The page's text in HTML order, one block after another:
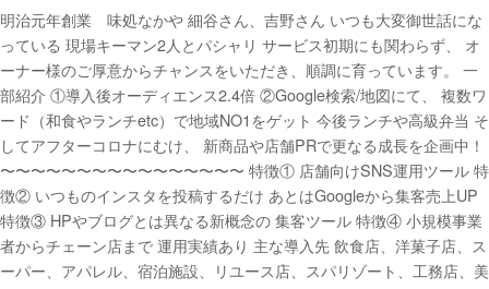
明治元年創業 味処なかや 細谷さん、吉野さん いつも大変御世話にな
っている 現場キーマン2人とパシャリ サービス初期にも関わらず、 オ
ーナー様のご厚意からチャンスをいただき、順調に育っています。 一
部紹介 ①導入後オーディエンス2.4倍 ②Google検索/地図にて、 複数ワ
ード（和食やランチetc）で地域NO1をゲット 今後ランチや高級弁当 そ
してアフターコロナにむけ、 新商品や店舗PRで更なる成長を企画中！
〜〜〜〜〜〜〜〜〜〜〜〜〜〜〜〜 特徴① 店舗向けSNS運用ツール 特
徴② いつものインスタを投稿するだけ あとはGoogleから集客売上UP
特徴③ HPやブログとは異なる新概念の 集客ツール 特徴④ 小規模事業
者からチェーン店まで 運用実績あり 主な導入先 飲食店、洋菓子店、ス
ーパー、アパレル、宿泊施設、リユース店、スパリゾート、工務店、美